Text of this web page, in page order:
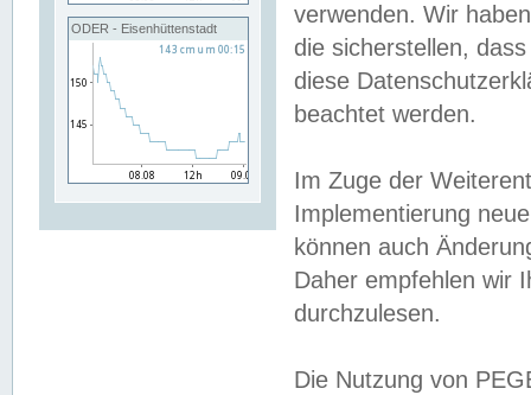
ODER - Eisenhüttenstadt
verwenden. Wir
die sicherstellen,
diese
beachtet werden.
Im Zuge der
Implementierung
können auch
Daher empfehlen wir
durchzulesen.
Die Nutzung von